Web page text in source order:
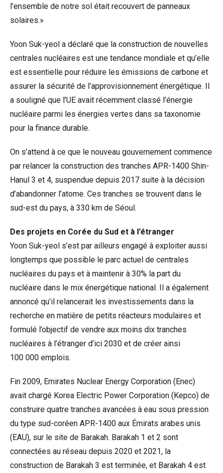
l’ensemble de notre sol était recouvert de panneaux
solaires.»
Yoon Suk-yeol a déclaré que la construction de nouvelles
centrales nucléaires est une tendance mondiale et qu’elle
est essentielle pour réduire les émissions de carbone et
assurer la sécurité de l’approvisionnement énergétique. Il
a souligné que l’UE avait récemment classé l’énergie
nucléaire parmi les énergies vertes dans sa taxonomie
pour la finance durable.
On s’attend à ce que le nouveau gouvernement commence
par relancer la construction des tranches APR-1400 Shin-
Hanul 3 et 4, suspendue depuis 2017 suite à la décision
d’abandonner l’atome. Ces tranches se trouvent dans le
sud-est du pays, à 330 km de Séoul.
Des projets en Corée du Sud et à l’étranger
Yoon Suk-yeol s’est par ailleurs engagé à exploiter aussi
longtemps que possible le parc actuel de centrales
nucléaires du pays et à maintenir à 30% la part du
nucléaire dans le mix énergétique national. Il a également
annoncé qu’il relancerait les investissements dans la
recherche en matière de petits réacteurs modulaires et
formulé l’objectif de vendre aux moins dix tranches
nucléaires à l’étranger d’ici 2030 et de créer ainsi
100 000 emplois.
Fin 2009, Emirates Nuclear Energy Corporation (Enec)
avait chargé Korea Electric Power Corporation (Kepco) de
construire quatre tranches avancées à eau sous pression
du type sud-coréen APR-1400 aux Émirats arabes unis
(EAU), sur le site de Barakah. Barakah 1 et 2 sont
connectées au réseau depuis 2020 et 2021, la
construction de Barakah 3 est terminée, et Barakah 4 est